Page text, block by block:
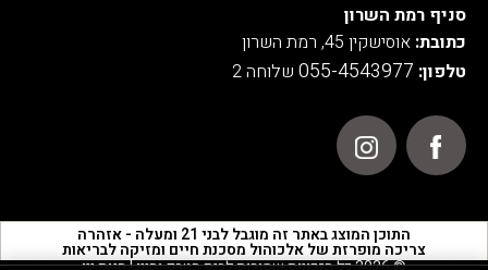
התוכן המוצג באתר זה מוגבל לבני 21 ומעלה - אזהרה
צריכה מופרזת של אלכוהול מסכנת חיים ומזיקה לבריאות
סניף רמת השרון
כתובת: אוסישקין 45, רמת השרון
טלפון: 055-4543977 שלוחה 2